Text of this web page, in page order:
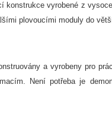
konstrukce vyrobené z
plovoucími moduly do
a vyrobeny pro
Není potřeba je